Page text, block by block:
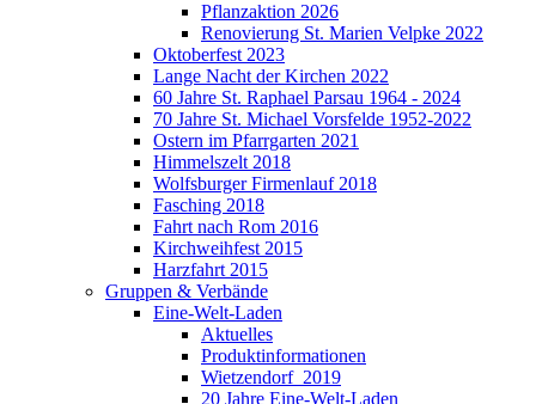
Pflanzaktion 2026
Renovierung St. Marien Velpke 2022
Oktoberfest 2023
Lange Nacht der Kirchen 2022
60 Jahre St. Raphael Parsau 1964 - 2024
70 Jahre St. Michael Vorsfelde 1952-2022
Ostern im Pfarrgarten 2021
Himmelszelt 2018
Wolfsburger Firmenlauf 2018
Fasching 2018
Fahrt nach Rom 2016
Kirchweihfest 2015
Harzfahrt 2015
Gruppen & Verbände
Eine-Welt-Laden
Aktuelles
Produktinformationen
Wietzendorf_2019
20 Jahre Eine-Welt-Laden